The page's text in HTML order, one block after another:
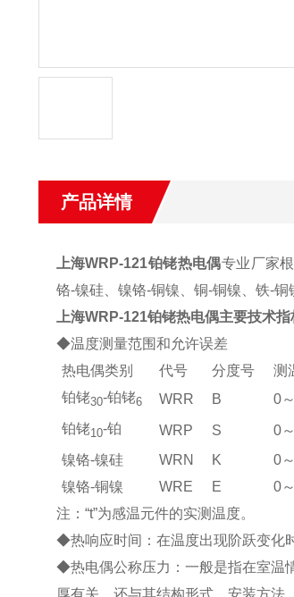
产品详情
上海WRP-121铂铑热电偶专业厂家
铬-镍硅、镍铬-铜镍、铜-铜镍、铁-铜
上海WRP-121铂铑热电偶主要技术指
◆温度测量范围和允许误差
热电偶类别
代号 分度号 测
铂铑30-铂铑6 WRR B 0
铂铑10-铂 WRP S 0
镍铬-镍硅
WRN K 0
镍铬-铜镍
WRE E 0
注：“t”为感温元件的实测温度。
◆热响应时间：在温度出现阶跃变化
◆热电偶公称压力：一般是指在室温
厚有关，还与其结构形式，安装方法